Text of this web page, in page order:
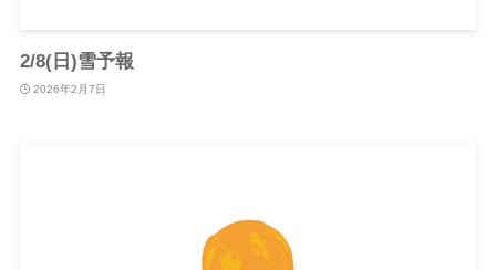
2/8(日)雪予報
2026年2月7日